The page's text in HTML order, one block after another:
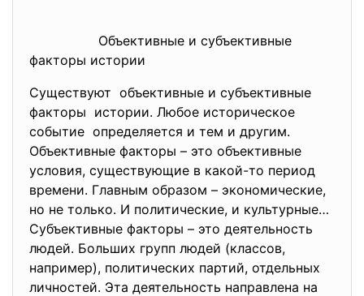
Объективные и субъективные
факторы истории
Существуют объективные и субъективные
факторы истории. Любое историческое
событие определяется и тем и другим.
Объективные факторы – это объективные
условия, существующие в какой-то период
времени. Главным образом – экономические,
но не только. И политические, и культурные…
Субъективные факторы – это деятельность
людей. Больших групп людей (классов,
например), политических партий, отдельных
личностей. Эта деятельность направлена на